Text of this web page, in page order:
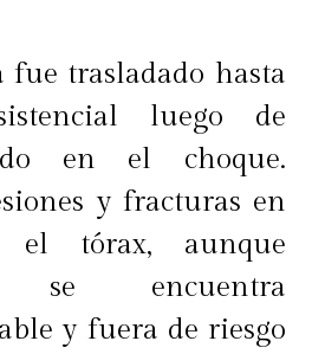
fue trasladado hasta
luego de
en el choque.
y fracturas en
tórax, aunque
se encuentra
y fuera de riesgo